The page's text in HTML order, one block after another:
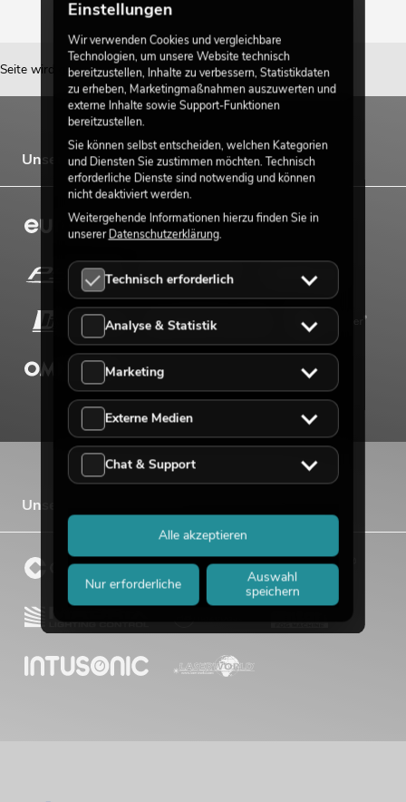
Seite wird geladen...
Unsere Marken
Unsere Vertriebsmarken
Einstellungen
Wir verwenden Cookies und vergleichbare
Technologien, um unsere Website technisch
bereitzustellen, Inhalte zu verbessern, Statistikdaten
zu erheben, Marketingmaßnahmen auszuwerten und
externe Inhalte sowie Support-Funktionen
bereitzustellen.
Sie können selbst entscheiden, welchen Kategorien
und Diensten Sie zustimmen möchten. Technisch
erforderliche Dienste sind notwendig und können
nicht deaktiviert werden.
Weitergehende Informationen hierzu finden Sie in
unsererDatenschutzerklärung.
Technisch erforderlich
Analyse & Statistik
Marketing
Externe Medien
Chat & Support
Nur erforderliche
Auswahl
speichern
Alle akzeptieren